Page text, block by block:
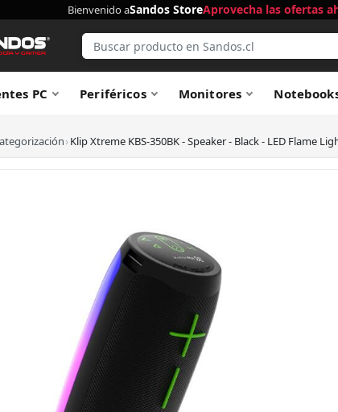
Bienvenido aSandos StoreAprovecha las ofertas
PC Periféricos Monitores
›Klip Xtreme KBS-350BK - Speaker - Black - LED Flame